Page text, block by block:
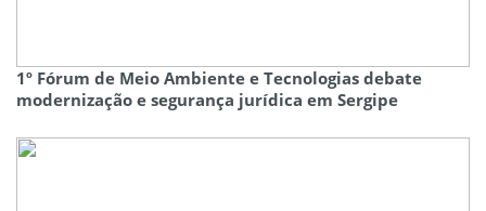
1º Fórum de Meio Ambiente e Tecnologias debate
modernização e segurança jurídica em Sergipe